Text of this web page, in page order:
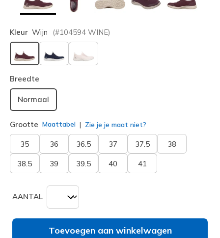
Kleur Wijn (#104594 WINE)
geselecteerd
Breedte
Normaal
Grootte Maattabel Zie je je maat niet?
35 36 36.5 37 37.5 38
38.5 39 39.5 40 41
AANTAL
Toevoegen aan winkelwagen